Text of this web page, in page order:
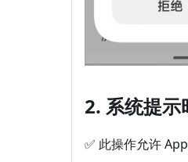
2. 系统提
✅ 此操作允许